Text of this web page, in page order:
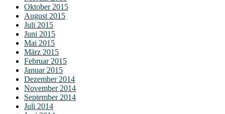
Oktober 2015
August 2015
Juli 2015
Juni 2015
Mai 2015
März 2015
Februar 2015
Januar 2015
Dezember 2014
November 2014
September 2014
Juli 2014